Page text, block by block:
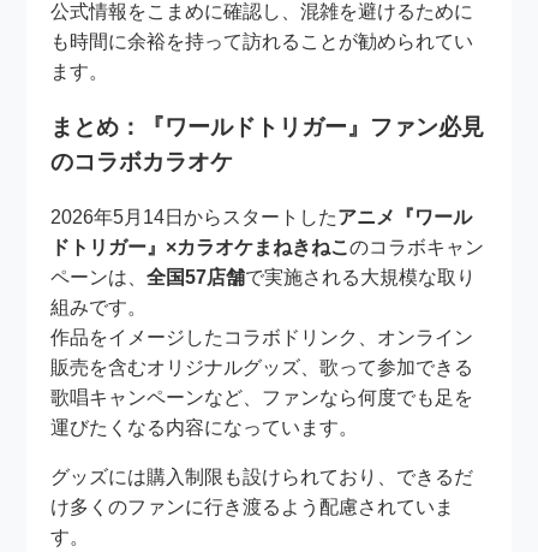
公式情報をこまめに確認し、混雑を避けるために
も時間に余裕を持って訪れることが勧められてい
ます。
まとめ：『ワールドトリガー』ファン必見
のコラボカラオケ
2026年5月14日からスタートしたアニメ『ワール
ドトリガー』×カラオケまねきねこのコラボキャン
ペーンは、全国57店舗で実施される大規模な取り
組みです。
作品をイメージしたコラボドリンク、オンライン
販売を含むオリジナルグッズ、歌って参加できる
歌唱キャンペーンなど、ファンなら何度でも足を
運びたくなる内容になっています。
グッズには購入制限も設けられており、できるだ
け多くのファンに行き渡るよう配慮されていま
す。